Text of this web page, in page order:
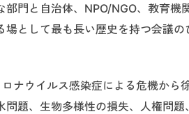
門と自治体、NPO/NGO、教育機
として最も長い歴史を持つ会議の
ナウイルス感染症による危機から
題、生物多様性の損失、人権問題